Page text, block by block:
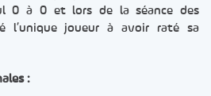
0 à 0 et lors de la séance des
l’unique joueur à avoir raté sa
: